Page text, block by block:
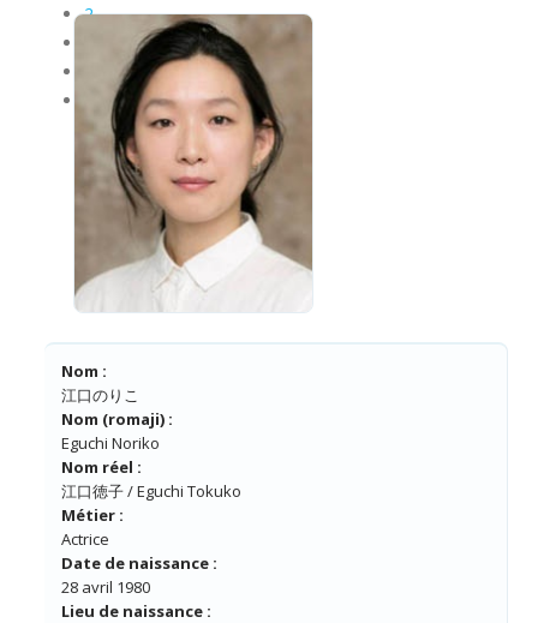
2
Nom :
江口のりこ
Nom (romaji) :
Eguchi Noriko
Nom réel :
江口徳子 / Eguchi Tokuko
Métier :
Actrice
Date de naissance :
28 avril 1980
Lieu de naissance :